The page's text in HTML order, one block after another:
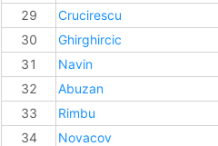
29
Crucirescu
30
Ghirghircic
31
Navin
32
Abuzan
33
Rimbu
34
Novacov